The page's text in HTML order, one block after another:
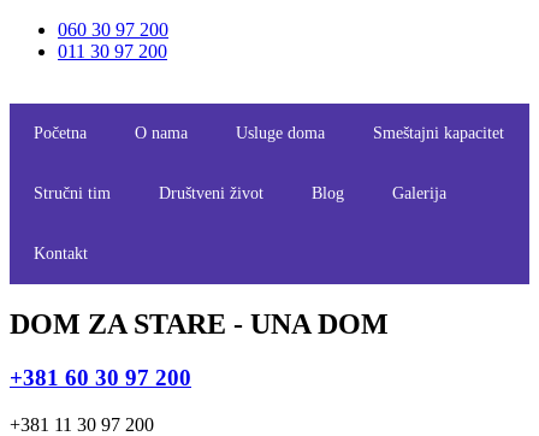
Скочите060 30 97 200
011 30 97 200
Početna O nama Usluge doma Smeštajni kapacitet
Stručni tim Društveni život Blog Galerija
Kontakt
DOM ZA STARE - UNA DOM
+381 60 30 97 200
+381 11 30 97 200